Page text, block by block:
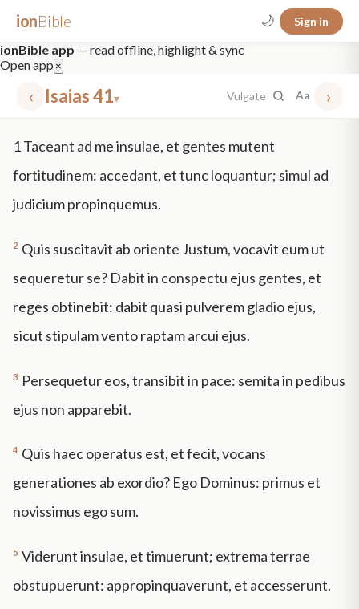
ionBible 🌙 Sign in
ionBible app — read offline, highlight & sync
Open app ×
‹ Isaias 41▾ Vulgate Aa ›
mt 5 "peace that passeth" grace -law
1Taceant ad me insulae, et gentes mutent
fortitudinem: accedant, et tunc loquantur; simul ad
judicium propinquemus.
2 Quis suscitavit ab oriente Justum, vocavit eum ut
sequeretur se? Dabit in conspectu ejus gentes, et
reges obtinebit: dabit quasi pulverem gladio ejus,
sicut stipulam vento raptam arcui ejus.
3 Persequetur eos, transibit in pace: semita in pedibus
ejus non apparebit.
4 Quis haec operatus est, et fecit, vocans
generationes ab exordio? Ego Dominus: primus et
novissimus ego sum.
5 Viderunt insulae, et timuerunt; extrema terrae
obstupuerunt: appropinquaverunt, et accesserunt.